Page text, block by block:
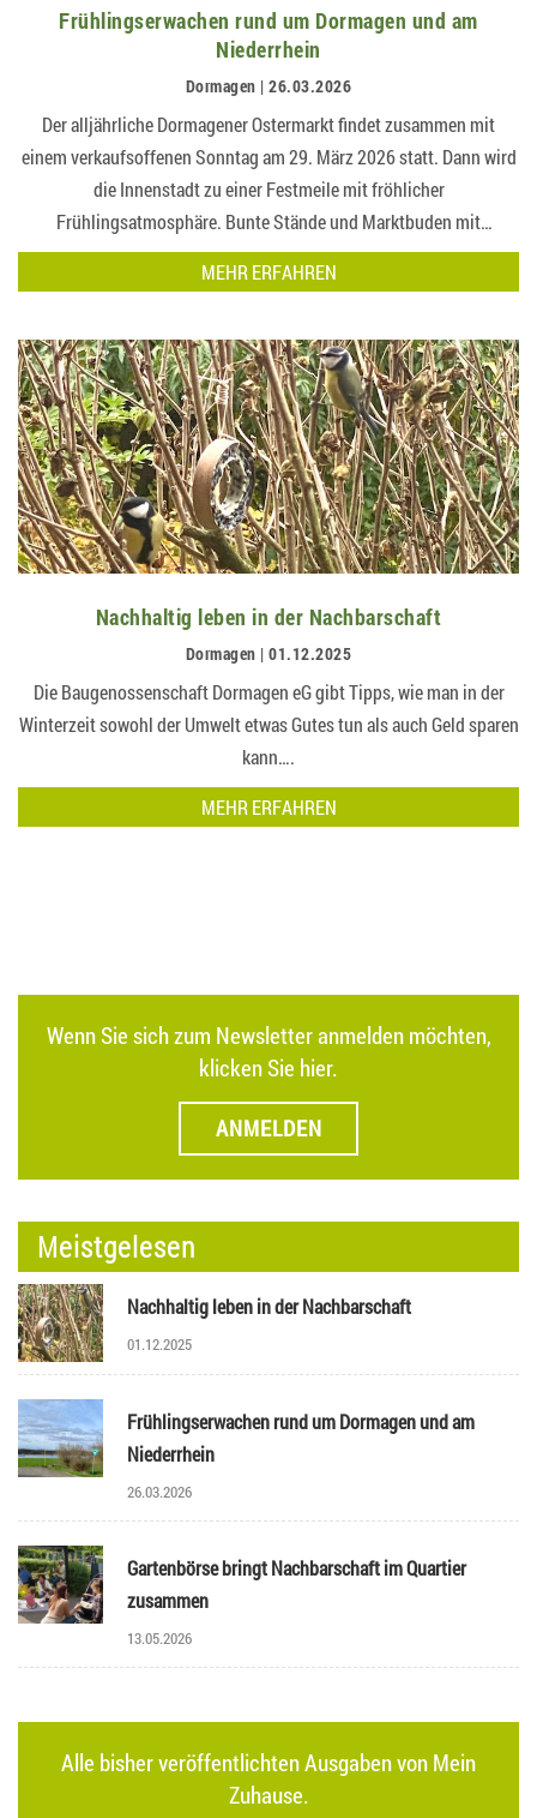
Frühlingserwachen rund um Dormagen und am
Niederrhein
Dormagen | 26.03.2026
Der alljährliche Dormagener Ostermarkt findet zusammen mit
einem verkaufsoffenen Sonntag am 29. März 2026 statt. Dann wird
die Innenstadt zu einer Festmeile mit fröhlicher
Frühlingsatmosphäre. Bunte Stände und Marktbuden mit
Frühlings- und Osterdekoration sowie saisonalen Angeboten und
Mitmach-Aktionen locken die Besucher an….
MEHR ERFAHREN
Nachhaltig leben in der Nachbarschaft
Dormagen | 01.12.2025
Die Baugenossenschaft Dormagen eG gibt Tipps, wie man in der
Winterzeit sowohl der Umwelt etwas Gutes tun als auch Geld sparen
kann….
MEHR ERFAHREN
Wenn Sie sich zum Newsletter anmelden möchten,
klicken Sie hier.
ANMELDEN
Meistgelesen
Nachhaltig leben in der Nachbarschaft
01.12.2025
Frühlingserwachen rund um Dormagen und am
Niederrhein
26.03.2026
Gartenbörse bringt Nachbarschaft im Quartier
zusammen
13.05.2026
Alle bisher veröffentlichten Ausgaben von Mein
Zuhause.